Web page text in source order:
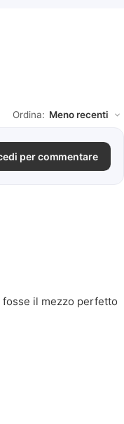
Ordina:
per commentare
fosse il mezzo perfetto